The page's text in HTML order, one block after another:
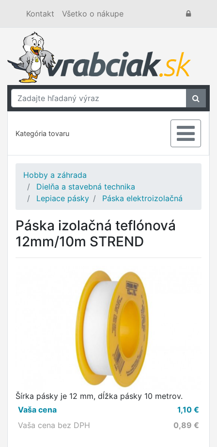
Kontakt Všetko o nákupe
Kategória tovaru
Hobby a záhrada
Dielňa a stavebná technika
Lepiace pásky
Páska elektroizolačná
Páska izolačná teflónová
12mm/10m STREND
Šírka pásky je 12 mm, dĺžka pásky 10 metrov.
Vaša cena
1,10 €
Vaša cena bez DPH
0,89 €